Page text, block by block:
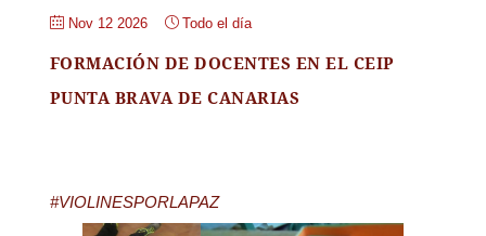
Nov 12 2026 Todo el día
FORMACIÓN DE DOCENTES EN EL CEIP
PUNTA BRAVA DE CANARIAS
#VIOLINESPORLAPAZ